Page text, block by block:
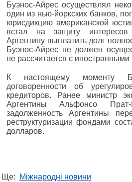
Буэнос-Айрес осуществлял
один из нью-йоркских банков,
юрисдикцию американской
встал на защиту интересов
Аргентину выплатить долг
Буэнос-Айрес не должен
не рассчитается с
К настоящему моменту
договоренности об
кредиторов. Ранее министр
Аргентины Альфонсо
задолженность Аргентины
реструктуризации фондами
долларов.
Ще: Міжнародні новини